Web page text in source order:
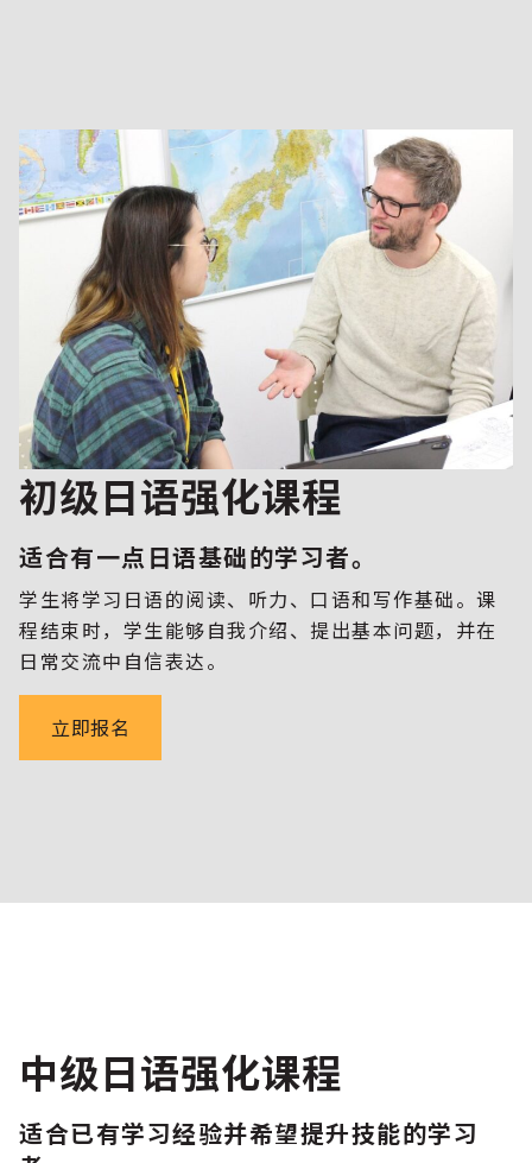
初级日语强化课程
适合有一点日语基础的学习者。
学生将学习日语的阅读、听力、口语和写作基础。课
程结束时，学生能够自我介绍、提出基本问题，并在
日常交流中自信表达。
立即报名
中级日语强化课程
适合已有学习经验并希望提升技能的学习